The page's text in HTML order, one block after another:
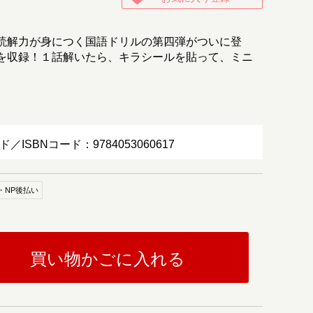
力が身につく国語ドリルの第四弾がついに登
録！１話解いたら、キラシールを貼って、ミニ
／ISBNコード：9784053060617
NP後払い
買い物かごに入れる